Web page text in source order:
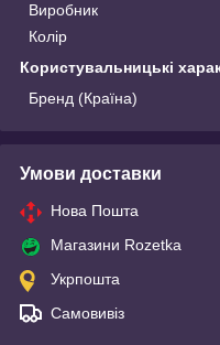
Виробник
Колір
Користувальницькі
Бренд (Країна)
Умови доставки
Нова Пошта
Магазини Rozetka
Укрпошта
Самовивіз